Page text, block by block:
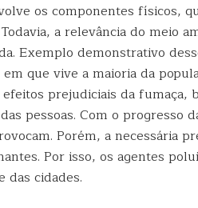
os componentes físicos,
a relevância do meio
Exemplo demonstrativo
que vive a maioria da
prejudiciais da fumaça,
pessoas. Com o progresso
Porém, a necessária
Por isso, os agentes
das cidades.